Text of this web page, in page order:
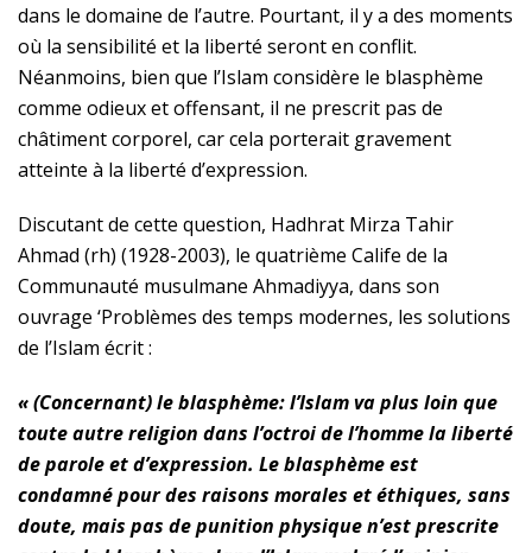
dans le domaine de l’autre. Pourtant, il y a des moments
où la sensibilité et la liberté seront en conflit.
Néanmoins, bien que l’Islam considère le blasphème
comme odieux et offensant, il ne prescrit pas de
châtiment corporel, car cela porterait gravement
atteinte à la liberté d’expression.
Discutant de cette question, Hadhrat Mirza Tahir
Ahmad (rh) (1928-2003), le quatrième Calife de la
Communauté musulmane Ahmadiyya, dans son
ouvrage ‘Problèmes des temps modernes, les solutions
de l’Islam écrit :
« (Concernant) le blasphème: l’Islam va plus loin que
toute autre religion dans l’octroi de l’homme la liberté
de parole et d’expression. Le blasphème est
condamné pour des raisons morales et éthiques, sans
doute, mais pas de punition physique n’est prescrite